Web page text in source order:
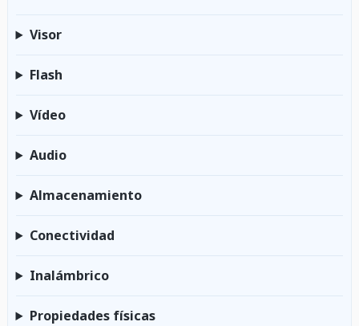
Visor
Flash
Vídeo
Audio
Almacenamiento
Conectividad
Inalámbrico
Propiedades físicas